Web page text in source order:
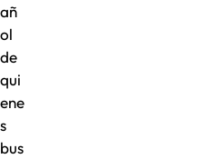
añ
ol
de
qui
ene
s
bus